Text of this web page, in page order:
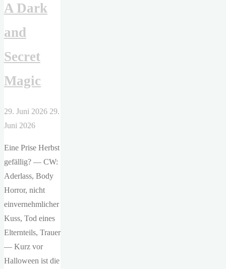
A Dark
and
Secret
Magic
29. Juni 2026 29.
Juni 2026
Eine Prise Herbst
gefällig? — CW:
Aderlass, Body
Horror, nicht
einvernehmlicher
Kuss, Tod eines
Elternteils, Trauer
— Kurz vor
Halloween ist die